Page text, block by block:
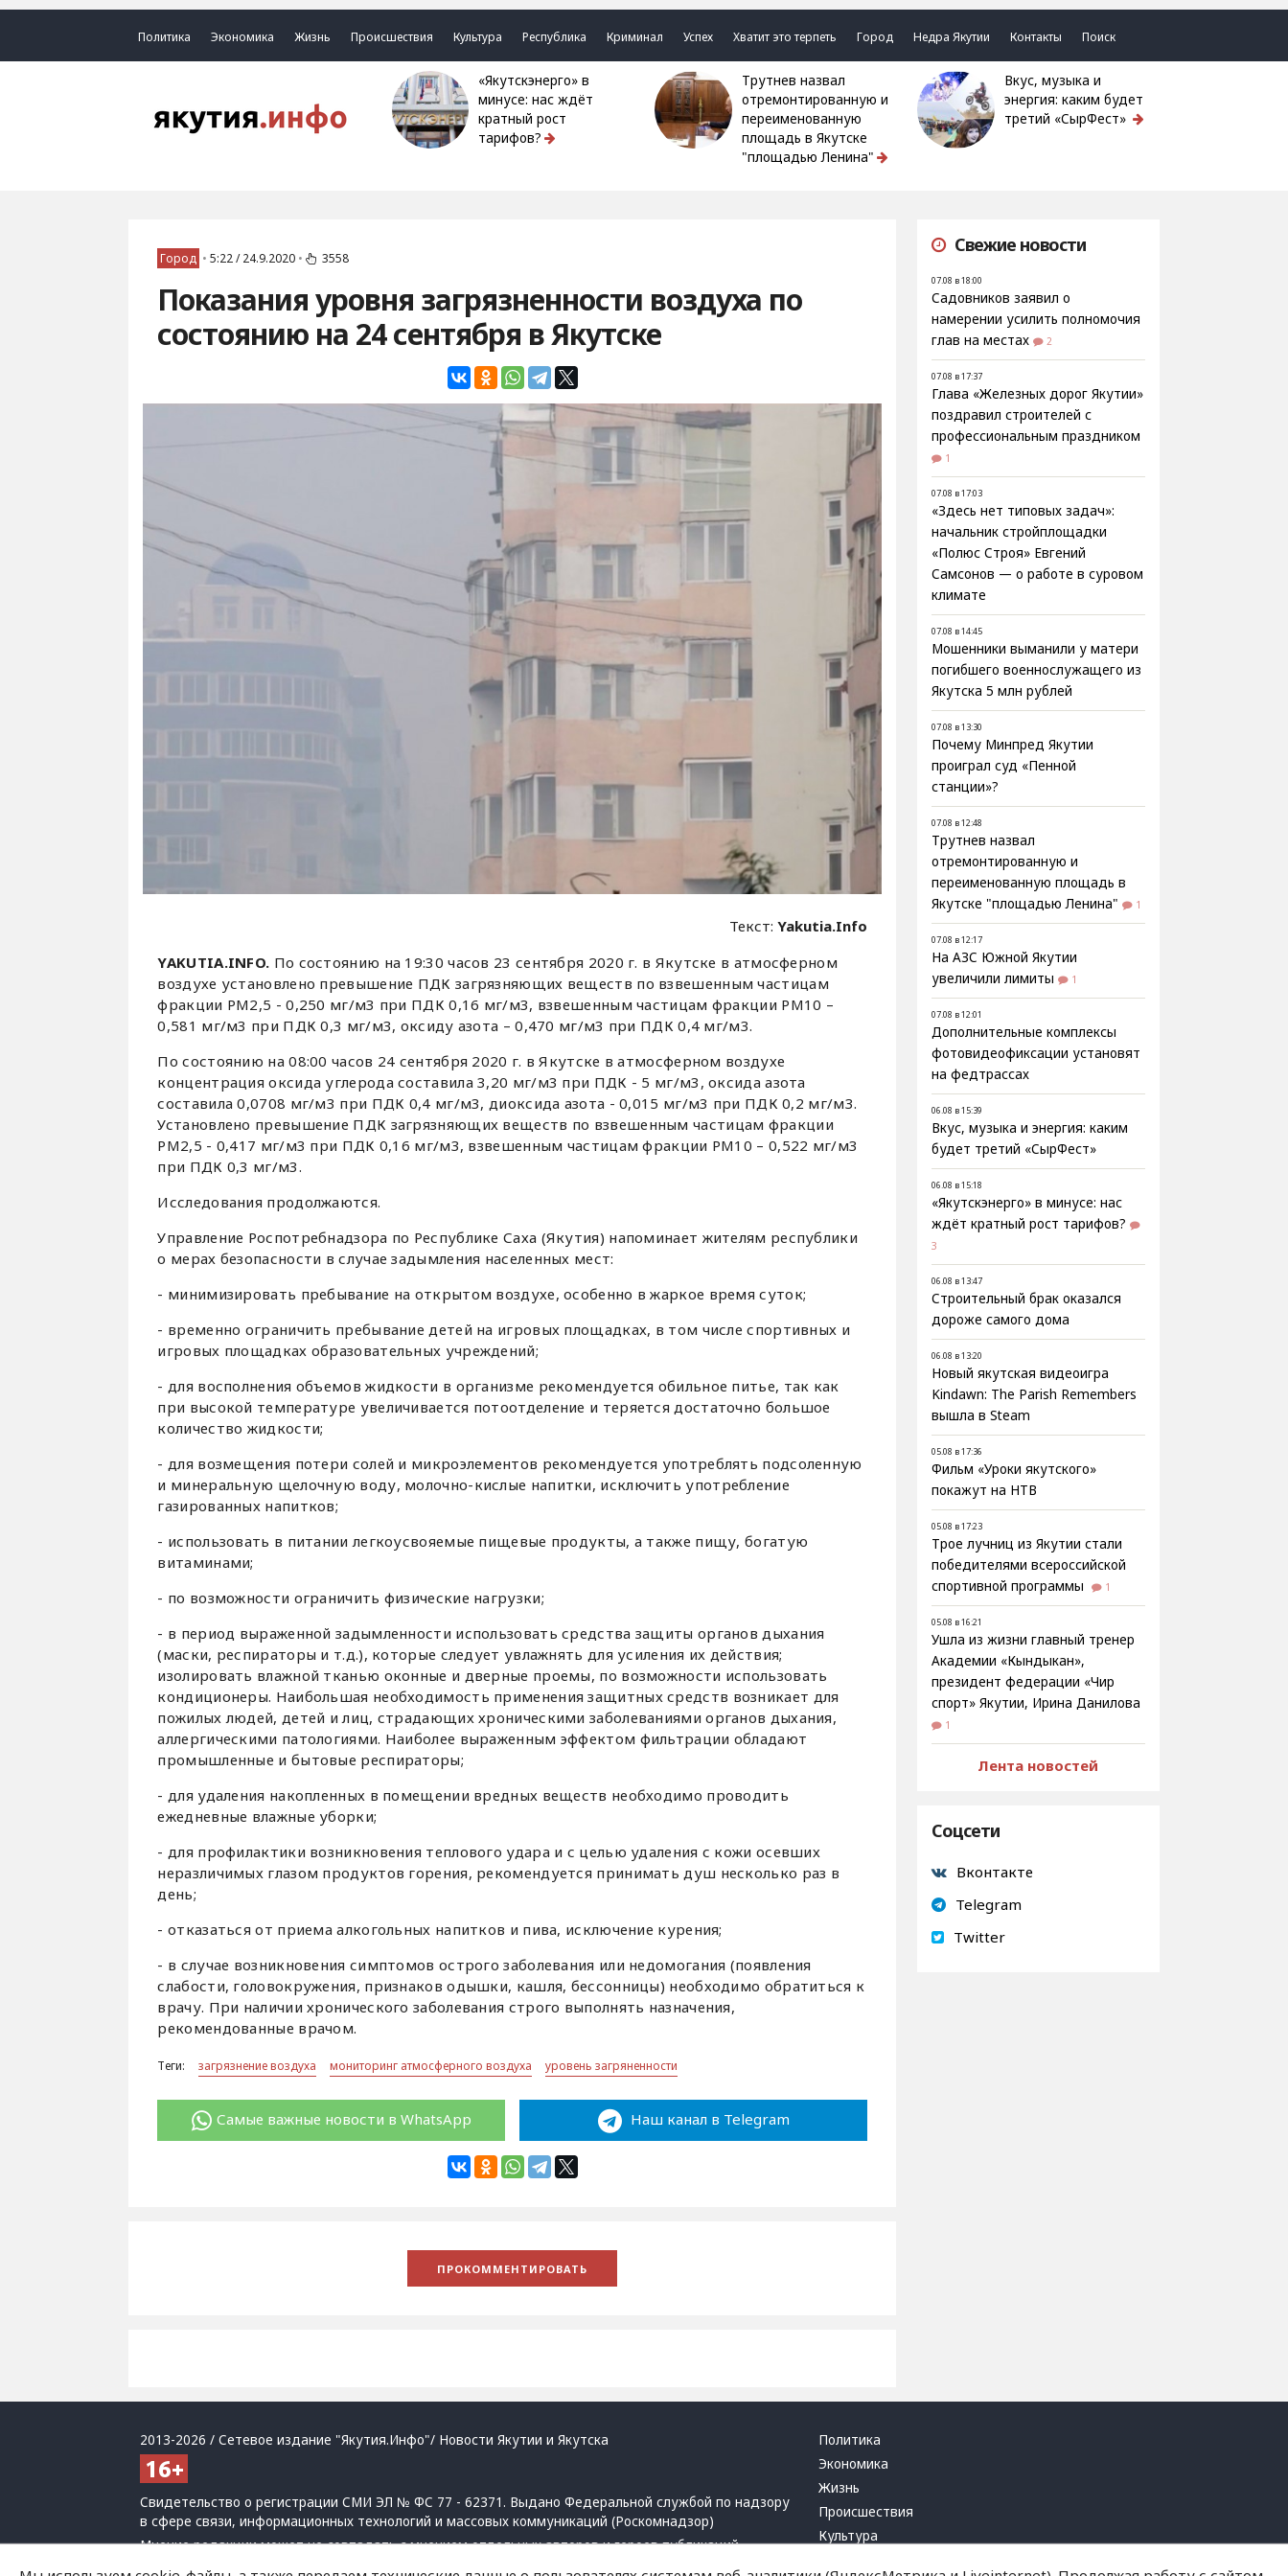
Политика Экономика Жизнь Происшествия Культура Республика Криминал Успех Хватит это терпеть Город Недра Якутии Контакты Поиск
«Якутскэнерго» в
минусе: нас ждёт
кратный рост
тарифов?
Трутнев назвал
отремонтированную и
переименованную
площадь в Якутске
"площадью Ленина"
Вкус, музыка и
энергия: каким будет
третий «СырФест»
Город • 5:22 / 24.9.2020 • 3558
Показания уровня загрязненности воздуха по
состоянию на 24 сентября в Якутске
Текст:Yakutia.Info
YAKUTIA.INFO. По состоянию на 19:30 часов 23 сентября 2020 г. в Якутске в атмосферном
воздухе установлено превышение ПДК загрязняющих веществ по взвешенным частицам
фракции PM2,5 - 0,250 мг/м3 при ПДК 0,16 мг/м3, взвешенным частицам фракции PM10 –
0,581 мг/м3 при ПДК 0,3 мг/м3, оксиду азота – 0,470 мг/м3 при ПДК 0,4 мг/м3.
По состоянию на 08:00 часов 24 сентября 2020 г. в Якутске в атмосферном воздухе
концентрация оксида углерода составила 3,20 мг/м3 при ПДК - 5 мг/м3, оксида азота
составила 0,0708 мг/м3 при ПДК 0,4 мг/м3, диоксида азота - 0,015 мг/м3 при ПДК 0,2 мг/м3.
Установлено превышение ПДК загрязняющих веществ по взвешенным частицам фракции
PM2,5 - 0,417 мг/м3 при ПДК 0,16 мг/м3, взвешенным частицам фракции PM10 – 0,522 мг/м3
при ПДК 0,3 мг/м3.
Исследования продолжаются.
Управление Роспотребнадзора по Республике Саха (Якутия) напоминает жителям республики
о мерах безопасности в случае задымления населенных мест:
- минимизировать пребывание на открытом воздухе, особенно в жаркое время суток;
- временно ограничить пребывание детей на игровых площадках, в том числе спортивных и
игровых площадках образовательных учреждений;
- для восполнения объемов жидкости в организме рекомендуется обильное питье, так как
при высокой температуре увеличивается потоотделение и теряется достаточно большое
количество жидкости;
- для возмещения потери солей и микроэлементов рекомендуется употреблять подсоленную
и минеральную щелочную воду, молочно-кислые напитки, исключить употребление
газированных напитков;
- использовать в питании легкоусвояемые пищевые продукты, а также пищу, богатую
витаминами;
- по возможности ограничить физические нагрузки;
- в период выраженной задымленности использовать средства защиты органов дыхания
(маски, респираторы и т.д.), которые следует увлажнять для усиления их действия;
изолировать влажной тканью оконные и дверные проемы, по возможности использовать
кондиционеры. Наибольшая необходимость применения защитных средств возникает для
пожилых людей, детей и лиц, страдающих хроническими заболеваниями органов дыхания,
аллергическими патологиями. Наиболее выраженным эффектом фильтрации обладают
промышленные и бытовые респираторы;
- для удаления накопленных в помещении вредных веществ необходимо проводить
ежедневные влажные уборки;
- для профилактики возникновения теплового удара и с целью удаления с кожи осевших
неразличимых глазом продуктов горения, рекомендуется принимать душ несколько раз в
день;
- отказаться от приема алкогольных напитков и пива, исключение курения;
- в случае возникновения симптомов острого заболевания или недомогания (появления
слабости, головокружения, признаков одышки, кашля, бессонницы) необходимо обратиться к
врачу. При наличии хронического заболевания строго выполнять назначения,
рекомендованные врачом.
Теги: загрязнение воздуха мониторинг атмосферного воздуха уровень загряненности
Самые важные новости в WhatsApp Наш канал в Telegram
Свежие новости
07.08 в 18:00
Садовников заявил о
намерении усилить полномочия
глав на местах
2
07.08 в 17:37
Глава «Железных дорог Якутии»
поздравил строителей с
профессиональным праздником
1
07.08 в 17:03
«Здесь нет типовых задач»:
начальник стройплощадки
«Полюс Строя» Евгений
Самсонов — о работе в суровом
климате
07.08 в 14:45
Мошенники выманили у матери
погибшего военнослужащего из
Якутска 5 млн рублей
07.08 в 13:30
Почему Минпред Якутии
проиграл суд «Пенной
станции»?
07.08 в 12:48
Трутнев назвал
отремонтированную и
переименованную площадь в
Якутске "площадью Ленина"
1
07.08 в 12:17
На АЗС Южной Якутии
увеличили лимиты
1
07.08 в 12:01
Дополнительные комплексы
фотовидеофиксации установят
на федтрассах
06.08 в 15:39
Вкус, музыка и энергия: каким
будет третий «СырФест»
06.08 в 15:18
«Якутскэнерго» в минусе: нас
ждёт кратный рост тарифов?
3
06.08 в 13:47
Строительный брак оказался
дороже самого дома
06.08 в 13:20
Новый якутская видеоигра
Kindawn: The Parish Remembers
вышла в Steam
05.08 в 17:36
Фильм «Уроки якутского»
покажут на НТВ
05.08 в 17:23
Трое лучниц из Якутии стали
победителями всероссийской
спортивной программы
1
05.08 в 16:21
Ушла из жизни главный тренер
Академии «Кындыкан»,
президент федерации «Чир
спорт» Якутии, Ирина Данилова
1
Лента новостей
Соцсети
Вконтакте
Telegram
Twitter
2013-2026 / Сетевое издание "Якутия.Инфо"/ Новости Якутии и Якутска
Свидетельство о регистрации СМИ ЭЛ № ФС 77 - 62371. Выдано Федеральной службой по надзору
в сфере связи, информационных технологий и массовых коммуникаций (Роскомнадзор)
Мнение редакции может не совпадать с мнением отдельных авторов и героев публикаций.
При использовании материалов обязательна активная ссылка на сайт.
Политика
Экономика
Жизнь
Происшествия
Культура